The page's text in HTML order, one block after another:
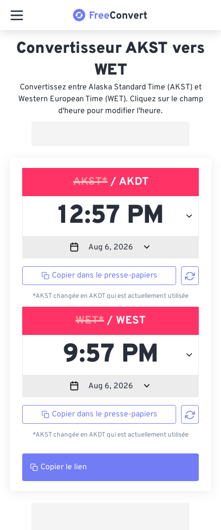
Convertisseur AKST vers
WET
Convertissez entre Alaska Standard Time (AKST) et
Western European Time (WET). Cliquez sur le champ
d'heure pour modifier l'heure.
AKST*/ AKDT
Copier dans le presse-papiers
*AKST changée en AKDT qui est actuellement utilisée
WET* / WEST
Copier dans le presse-papiers
*AKST changée en AKDT qui est actuellement utilisée
Copier le lien